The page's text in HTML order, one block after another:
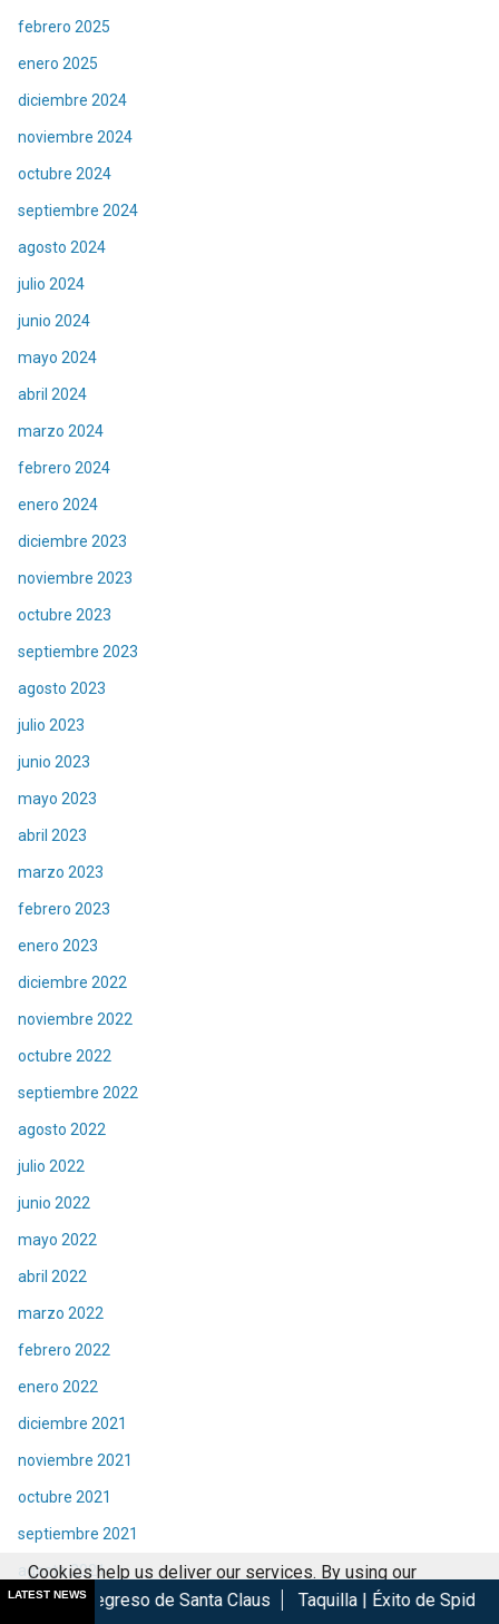
febrero 2025
enero 2025
diciembre 2024
noviembre 2024
octubre 2024
septiembre 2024
agosto 2024
julio 2024
junio 2024
mayo 2024
abril 2024
marzo 2024
febrero 2024
enero 2024
diciembre 2023
noviembre 2023
octubre 2023
septiembre 2023
agosto 2023
julio 2023
junio 2023
mayo 2023
abril 2023
marzo 2023
febrero 2023
enero 2023
diciembre 2022
noviembre 2022
octubre 2022
septiembre 2022
agosto 2022
julio 2022
junio 2022
mayo 2022
abril 2022
marzo 2022
febrero 2022
enero 2022
diciembre 2021
noviembre 2021
octubre 2021
septiembre 2021
agosto 2021
LATEST NEWS
de Santa Claus Taquilla | Éxito de Spider-Man Brand New
Cookies help us deliver our services. By using our
services, you agree to our use of cookies.
Got it